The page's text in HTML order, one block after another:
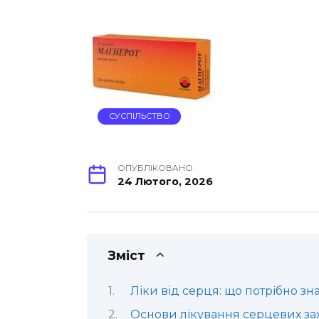
СУСПІЛЬСТВО
ОПУБЛІКОВАНО
24 Лютого, 2026
Зміст
Ліки від серця: що потрібно
Основи лікування серцевих